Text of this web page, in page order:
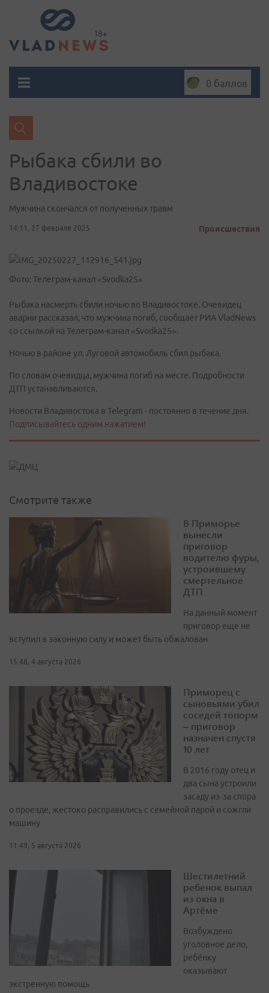
0 баллов
Рыбака сбили во
Владивостоке
Мужчина скончался от полученных травм
14:11, 27 февраля 2025 Происшествия
Фото: Телеграм-канал «Svodka25»
Рыбака насмерть сбили ночью во Владивостоке. Очевидец
аварии рассказал, что мужчина погиб, сообщает РИА VladNews
со ссылкой на Телеграм-канал «Svodka25».
Ночью в районе ул. Луговой автомобиль сбил рыбака.
По словам очевидца, мужчина погиб на месте. Подробности
ДТП устанавливаются.
Новости Владивостока в Telegram - постоянно в течение дня.
Подписывайтесь одним нажатием!
Смотрите также
В Приморье
вынесли
приговор
водителю фуры,
устроившему
смертельное
ДТП
На данный момент
приговор еще не
вступил в законную силу и может быть обжалован
15:48, 4 августа 2026
Приморец с
сыновьями убил
соседей топорм
– приговор
назначен спустя
10 лет
В 2016 году отец и
два сына устроили
засаду из‑за спора
о проезде, жестоко расправились с семейной парой и сожгли
машину
11:49, 5 августа 2026
Шестилетний
ребенок выпал
из окна в
Артёме
Возбуждено
уголовное дело,
ребёнку
оказывают
экстренную помощь